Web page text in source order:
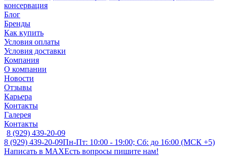
консервация
Блог
Бренды
Как купить
Условия оплаты
Условия доставки
Компания
О компании
Новости
Отзывы
Карьера
Контакты
Галерея
Контакты
8 (929) 439-20-09
8 (929) 439-20-09Пн-Пт: 10:00 - 19:00; Сб: до 16:00 (МСК +5)
Написать в MAXЕсть вопросы пишите нам!